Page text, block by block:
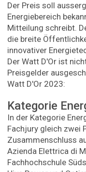
Der Preis soll
Energiebereich
Mitteilung schreibt.
die breite
innovativer
Der Watt D'Or ist
Preisgelder
Watt D'Or 2023:
Kategorie
In der Kategorie
Fachjury gleich zwei
Zusammenschluss
Azienda Elettrica di
Fachhochschule